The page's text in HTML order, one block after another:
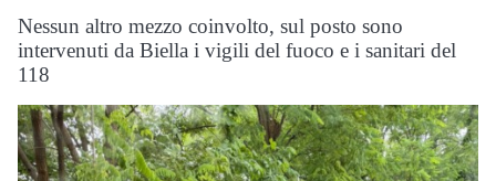
Nessun altro mezzo coinvolto, sul posto sono
intervenuti da Biella i vigili del fuoco e i sanitari del
118